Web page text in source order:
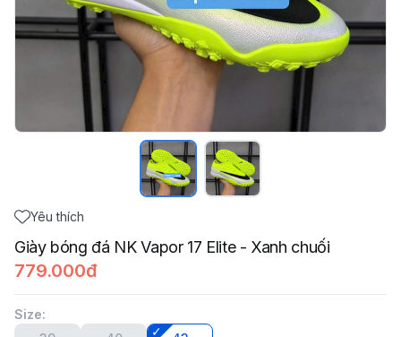
Yêu thích
Giày bóng đá NK Vapor 17 Elite - Xanh chuối
779.000đ
Size: